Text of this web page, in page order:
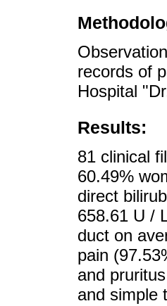
records of
Hospital
Results:
81 clinical
60.49%
direct
658.61 U /
duct on
pain
and
and simple